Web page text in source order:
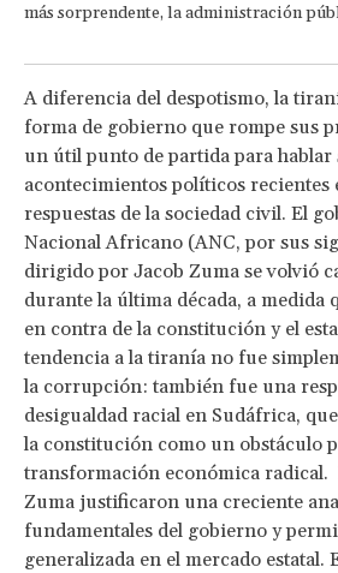
más sorprendente, la administración
A diferencia del despotismo, la
forma de gobierno que rompe sus
un útil punto de partida para hablar
acontecimientos políticos recientes
respuestas de la sociedad civil. El
Nacional Africano (ANC, por sus
dirigido por Jacob Zuma se volvió
durante la última década, a medida
en contra de la constitución y el
tendencia a la tiranía no fue
la corrupción: también fue una
desigualdad racial en Sudáfrica,
la constitución como un obstáculo
transformación económica radical.
Zuma justificaron una creciente
fundamentales del gobierno y
generalizada en el mercado estatal.